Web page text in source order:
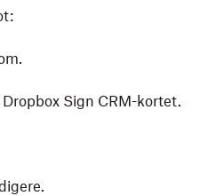
Dropbox Sign CRM-kortet.